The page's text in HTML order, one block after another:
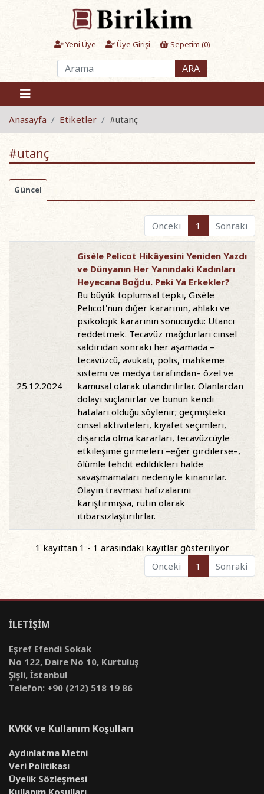
Yeni Üye Üye Girişi Sepetim (0)
ARA
Anasayfa Etiketler #utanç
#utanç
Güncel
Önceki 1 Sonraki
25.12.2024
Gisèle Pelicot Hikâyesini Yeniden Yazdı
ve Dünyanın Her Yanındaki Kadınları
Heyecana Boğdu. Peki Ya Erkekler?
Bu büyük toplumsal tepki, Gisèle
Pelicot'nun diğer kararının, ahlaki ve
psikolojik kararının sonucuydu: Utancı
reddetmek. Tecavüz mağdurları cinsel
saldırıdan sonraki her aşamada –
tecavüzcü, avukatı, polis, mahkeme
sistemi ve medya tarafından– özel ve
kamusal olarak utandırılırlar. Olanlardan
dolayı suçlanırlar ve bunun kendi
hataları olduğu söylenir; geçmişteki
cinsel aktiviteleri, kıyafet seçimleri,
dışarıda olma kararları, tecavüzcüyle
etkileşime girmeleri –eğer girdilerse–,
ölümle tehdit edildikleri halde
savaşmamaları nedeniyle kınanırlar.
Olayın travması hafızalarını
karıştırmışsa, rutin olarak
itibarsızlaştırılırlar.
1 kayıttan 1 - 1 arasındaki kayıtlar gösteriliyor
Önceki
1 Sonraki
İLETİŞİM
Eşref Efendi Sokak
No 122, Daire No 10, Kurtuluş
Şişli, İstanbul
Telefon: +90 (212) 518 19 86
KVKK ve Kullanım Koşulları
Aydınlatma Metni
Veri Politikası
Üyelik Sözleşmesi
Kullanım Koşulları